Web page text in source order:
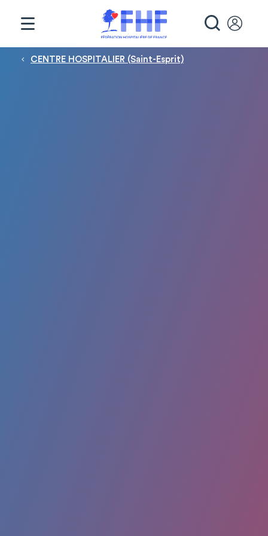
Fil d'Ariane
CENTRE HOSPITALIER (Saint-Esprit)
Panneau de gestion des cookies